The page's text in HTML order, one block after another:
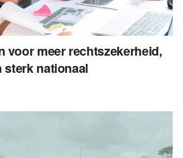
voor meer rechtszekerheid,
sterk nationaal